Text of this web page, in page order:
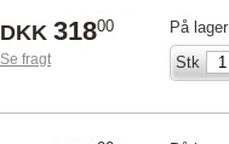
DKK 31800
Se fragt
På lager
Stk